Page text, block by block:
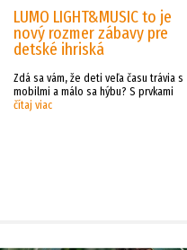
LUMO LIGHT&MUSIC to je
nový rozmer zábavy pre
detské ihriská
Zdá sa vám, že deti veľa času trávia s
mobilmi a málo sa hýbu? S prvkami
čítaj viac